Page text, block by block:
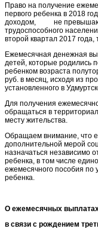
Право на получение
первого ребенка в 2018
доходом, не
трудоспособного
второй квартал 2017
Ежемесячная денежная
детей, которые родились
ребенком возраста
руб. в месяц, исходя из
установленного в
Для получения
обращаться в
месту жительства.
Обращаем внимание, что
дополнительной мерой
назначаться независимо
ребенка, в том числе
ежемесячного пособия по
ребенка.
О ежемесячных
в связи с рождением